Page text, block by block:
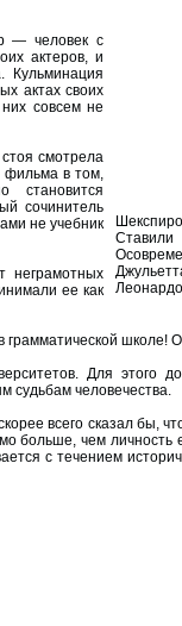
— человек с
актеров, и
Кульминация
актах своих
совсем не
смотрела
фильма в том,
становится
сочинитель
не учебник
неграмотных
ее как
школе!
Для этого
судьбам человечества.
всего сказал бы,
больше, чем
с течением